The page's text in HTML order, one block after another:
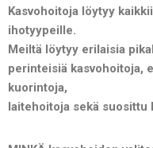
Kasvohoitoja löytyy
ihotyypeille.
Meiltä löytyy erilaisia
perinteisiä kasvohoitoja,
kuorintoja,
laitehoitoja sekä suosittu